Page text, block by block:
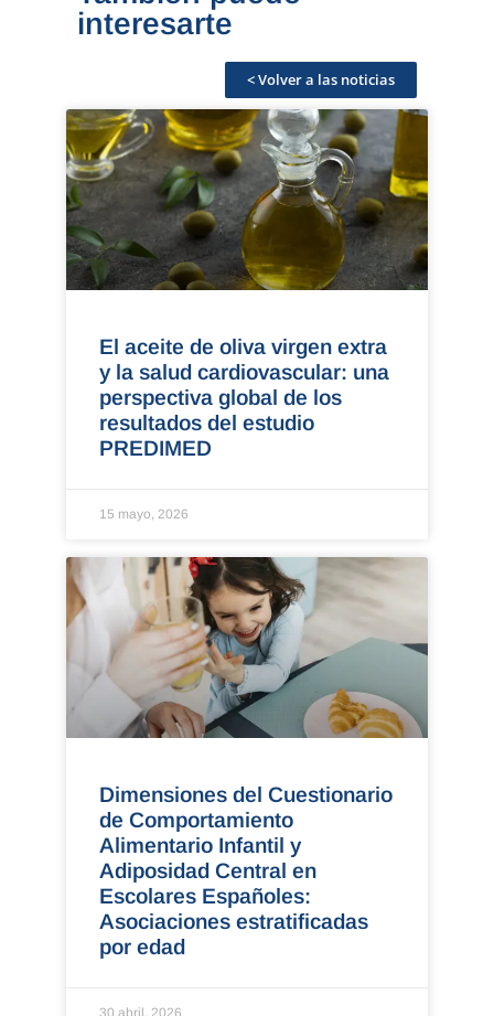
interesarte
< Volver a las noticias
El aceite de oliva virgen extra
y la salud cardiovascular: una
perspectiva global de los
resultados del estudio
PREDIMED
15 mayo, 2026
Dimensiones del Cuestionario
de Comportamiento
Alimentario Infantil y
Adiposidad Central en
Escolares Españoles:
Asociaciones estratificadas
por edad